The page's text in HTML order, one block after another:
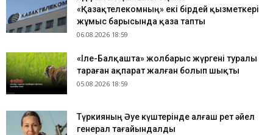
«Қазақтелекомның» екі бірдей қызметкері
жұмыс барысында қаза тапты
06.08.2026 18:59
«Іле-Балқашта» жолбарыс жүргені туралы
тараған ақпарат жалған болып шықты
05.08.2026 18:59
Түркияның Әуе күштерінде алғаш рет әйел
генерал тағайындалды